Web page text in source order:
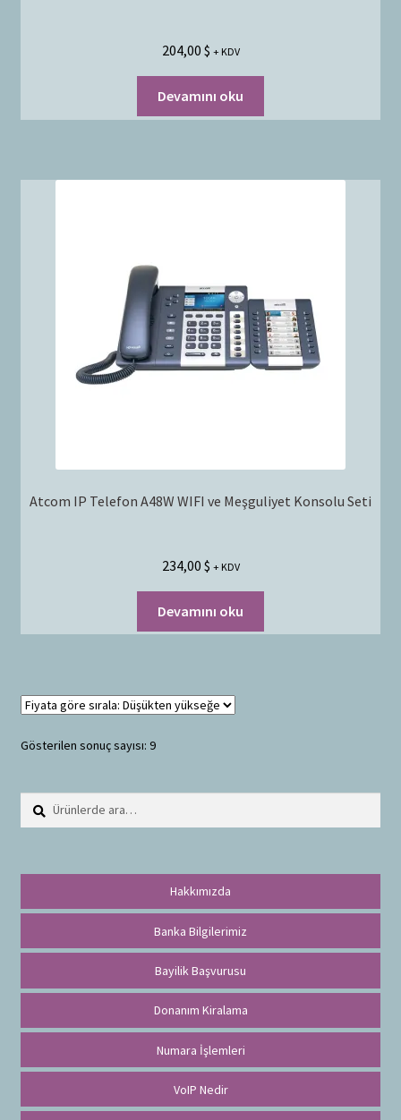
204,00 $ + KDV
Devamını oku
Atcom IP Telefon A48W WIFI ve Meşguliyet Konsolu Seti
234,00 $ + KDV
Devamını oku
Gösterilen sonuç sayısı: 9
Ara:
Hakkımızda
Banka Bilgilerimiz
Bayilik Başvurusu
Donanım Kiralama
Numara İşlemleri
VoIP Nedir